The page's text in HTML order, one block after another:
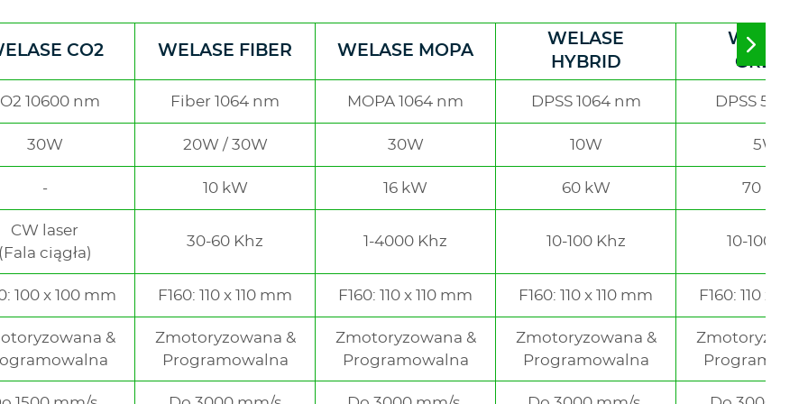
Move
to
right
CO2 WELASE FIBER WELASE MOPA
WELASE
HYBRID
WELASE
GREEN
10600 nm Fiber 1064 nm MOPA 1064 nm DPSS 1064 nm DPSS 532
30W 20W / 30W 30W 10W 5W
10 kW 16 kW 60 kW 70 kW
CW laser
(Fala ciągła)
30-60 Khz 1-4000 Khz 10-100 Khz 10-100 Khz
100 x 100 mm F160: 110 x 110 mm F160: 110 x 110 mm F160: 110 x 110 mm F160: 110 x
&
Zmotoryzowana &
Programowalna
Zmotoryzowana &
Programowalna
Zmotoryzowana &
Programowalna